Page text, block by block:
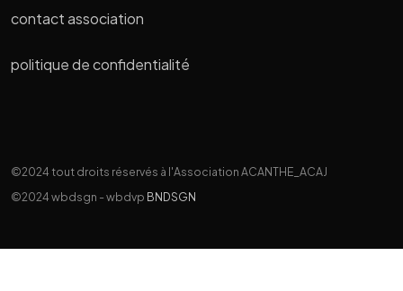
contact association
politique de confidentialité
©2024 tout droits réservés à l'Association ACANTHE_ACAJ
©2024 wbdsgn - wbdvp BNDSGN